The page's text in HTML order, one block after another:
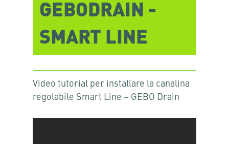
GEBODRAIN -
SMART LINE
Video tutorial per installare la canalina
regolabile Smart Line – GEBO Drain